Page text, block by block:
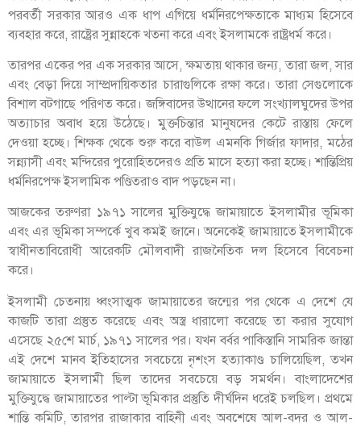
পরবর্তী সরকার আরও এক ধাপ এগিয়ে ধর্মনিরপেক্ষতাকে মাধ্যম হিসেবে
ব্যবহার করে, রাষ্ট্রের সুন্নাহকে খতনা করে এবং ইসলামকে রাষ্ট্রধর্ম করে।
তারপর একের পর এক সরকার আসে, ক্ষমতায় থাকার জন্য, তারা জল, সার
এবং বেড়া দিয়ে সাম্প্রদায়িকতার চারাগুলিকে রক্ষা করে। তারা সেগুলোকে
বিশাল বটগাছে পরিণত করে। জঙ্গিবাদের উত্থানের ফলে সংখ্যালঘুদের উপর
অত্যাচার অবাধ হয়ে উঠেছে। মুক্তচিন্তার মানুষদের কেটে রাস্তায় ফেলে
দেওয়া হচ্ছে। শিক্ষক থেকে শুরু করে বাউল এমনকি গির্জার ফাদার, মঠের
সন্ন্যাসী এবং মন্দিরের পুরোহিতদেরও প্রতি মাসে হত্যা করা হচ্ছে। শান্তিপ্রিয়
ধর্মনিরপেক্ষ ইসলামিক পণ্ডিতরাও বাদ পড়ছেন না।
আজকের তরুণরা ১৯৭১ সালের মুক্তিযুদ্ধে জামায়াতে ইসলামীর ভূমিকা
এবং এর ভূমিকা সম্পর্কে খুব কমই জানে। অনেকেই জামায়াতে ইসলামীকে
স্বাধীনতাবিরোধী আরেকটি মৌলবাদী রাজনৈতিক দল হিসেবে বিবেচনা
করে।
ইসলামী চেতনায় ধ্বংসাত্মক জামায়াতের জন্মের পর থেকে এ দেশে যে
কাজটি তারা প্রস্তুত করেছে এবং অস্ত্র ধারালো করেছে তা করার সুযোগ
এসেছে ২৫শে মার্চ, ১৯৭১ সালের পর। যখন বর্বর পাকিস্তানি সামরিক জান্তা
এই দেশে মানব ইতিহাসের সবচেয়ে নৃশংস হত্যাকাণ্ড চালিয়েছিল, তখন
জামায়াতে ইসলামী ছিল তাদের সবচেয়ে বড় সমর্থন। বাংলাদেশের
মুক্তিযুদ্ধে জামায়াতের পাল্টা ভূমিকার প্রস্তুতি দীর্ঘদিন ধরেই চলছিল। প্রথমে
শান্তি কমিটি, তারপর রাজাকার বাহিনী এবং অবশেষে আল-বদর ও আল-